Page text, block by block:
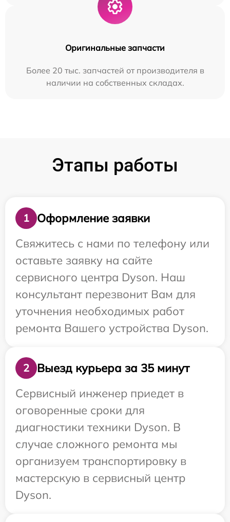
Оригинальные запчасти
Более 20 тыс. запчастей от производителя в
наличии на собственных складах.
Этапы работы
1
Оформление заявки
Свяжитесь с нами по телефону или
оставьте заявку на сайте
сервисного центра Dyson. Наш
консультант перезвонит Вам для
уточнения необходимых работ
ремонта Вашего устройства Dyson.
2
Выезд курьера за 35 минут
Сервисный инженер приедет в
оговоренные сроки для
диагностики техники Dyson. В
случае сложного ремонта мы
организуем транспортировку в
мастерскую в сервисный центр
Dyson.